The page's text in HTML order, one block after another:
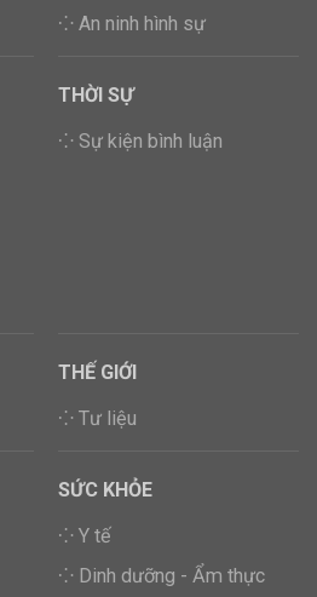
⁘ An ninh hình sự
THỜI SỰ
⁘ Sự kiện bình luận
THẾ GIỚI
⁘ Tư liệu
SỨC KHỎE
⁘ Y tế
⁘ Dinh dưỡng - Ẩm thực